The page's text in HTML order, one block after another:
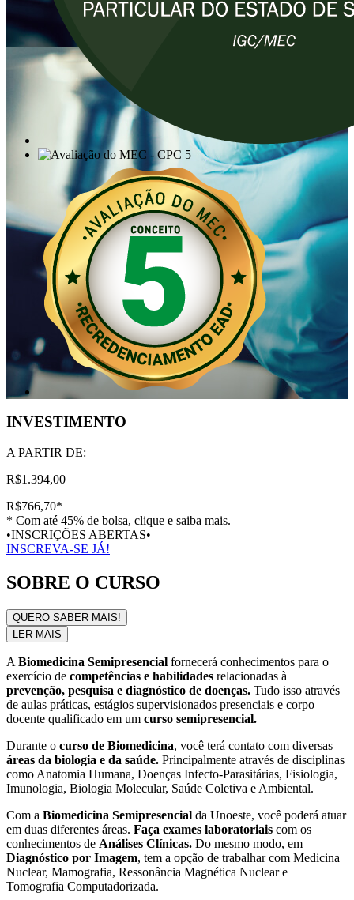
INVESTIMENTO
A PARTIR DE:
R$1.394,00
R$766,70*
* Com até 45% de bolsa, clique e saiba mais.
•INSCRIÇÕES ABERTAS•
INSCREVA-SE JÁ!
SOBRE O CURSO
QUERO SABER MAIS!
LER MAIS
A Biomedicina Semipresencial fornecerá conhecimentos para o
exercício de competências e habilidades relacionadas à
prevenção, pesquisa e diagnóstico de doenças. Tudo isso através
de aulas práticas, estágios supervisionados presenciais e corpo
docente qualificado em um curso semipresencial.
Durante o curso de Biomedicina, você terá contato com diversas
áreas da biologia e da saúde. Principalmente através de disciplinas
como Anatomia Humana, Doenças Infecto-Parasitárias, Fisiologia,
Imunologia, Biologia Molecular, Saúde Coletiva e Ambiental.
Com a Biomedicina Semipresencial da Unoeste, você poderá atuar
em duas diferentes áreas. Faça exames laboratoriais com os
conhecimentos de Análises Clínicas. Do mesmo modo, em
Diagnóstico por Imagem, tem a opção de trabalhar com Medicina
Nuclear, Mamografia, Ressonância Magnética Nuclear e
Tomografia Computadorizada.